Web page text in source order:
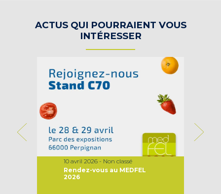
ACTUS QUI POURRAIENT VOUS
INTÉRESSER
10 avril 2026 - Non classé
Rendez-vous au MEDFEL
2026